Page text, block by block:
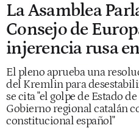
La Asamblea
Consejo de
injerencia rusa
El pleno aprueba una
del Kremlin para
se cita "el golpe de Estado
Gobierno regional catalán
constitucional español"